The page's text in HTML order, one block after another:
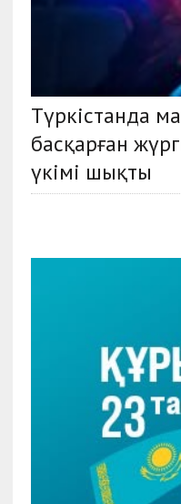
Түркістанда
басқарған
үкімі шықты